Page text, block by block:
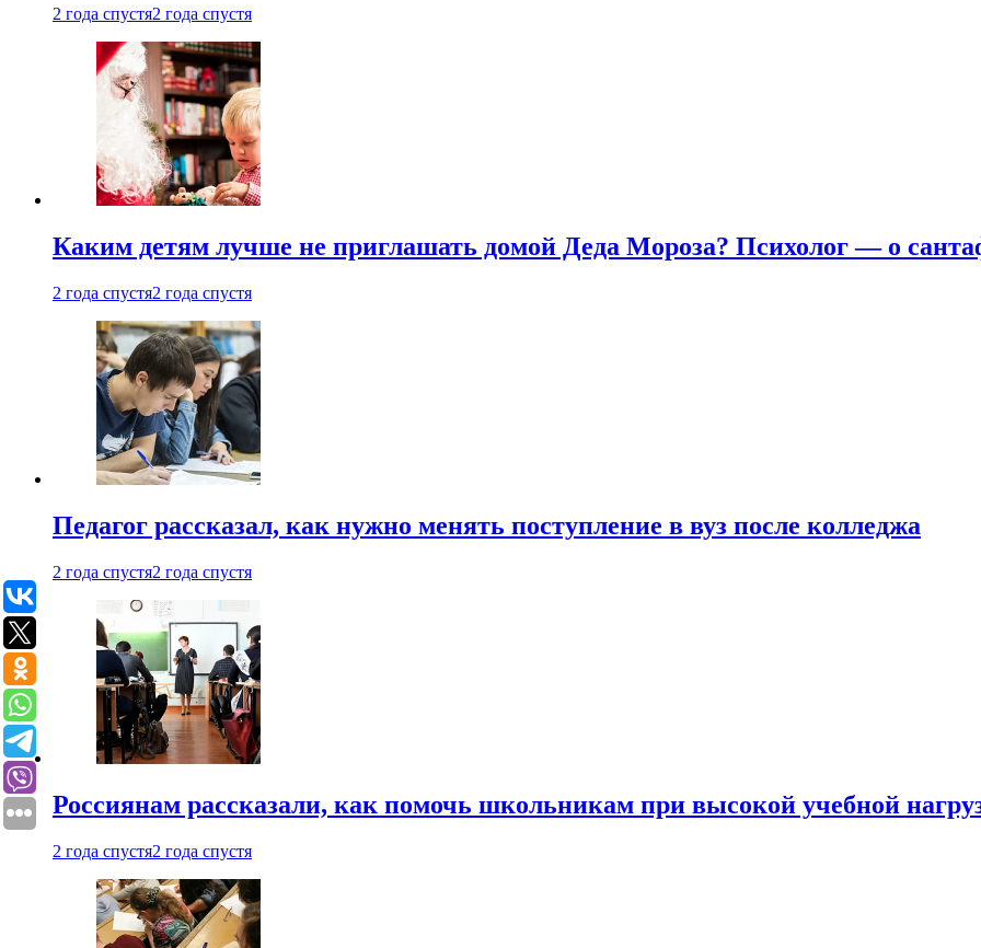
2 года спустя2 года спустя
Каким детям лучше не приглашать домой Деда Мороза? Психолог — о
2 года спустя2 года спустя
Педагог рассказал, как нужно менять поступление в вуз после колледжа
2 года спустя2 года спустя
Россиянам рассказали, как помочь школьникам при высокой учебной
2 года спустя2 года спустя